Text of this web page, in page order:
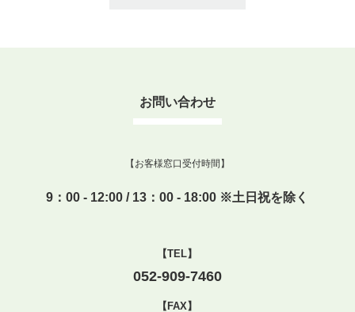
お問い合わせ
【お客様窓口受付時間】
9：00 - 12:00 / 13：00 - 18:00 ※土日祝を除く
【TEL】
052-909-7460
【FAX】